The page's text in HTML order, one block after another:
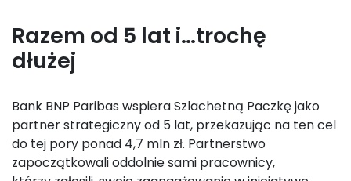
Razem od 5 lat i…trochę
dłużej
Bank BNP Paribas wspiera Szlachetną Paczkę jako
partner strategiczny od 5 lat, przekazując na ten cel
do tej pory ponad 4,7 mln zł. Partnerstwo
zapoczątkowali oddolnie sami pracownicy,